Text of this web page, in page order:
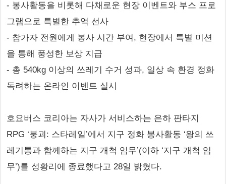
- 봉사활동을 비롯해 다채로운 현장 이벤트와 부스 프로
그램으로 특별한 추억 선사
- 참가자 전원에게 봉사 시간 부여, 현장에서 특별 미션
을 통해 풍성한 보상 지급
- 총 540kg 이상의 쓰레기 수거 성과, 일상 속 환경 정화
독려하는 온라인 이벤트 실시
호요버스 코리아는 자사가 서비스하는 은하 판타지
RPG ‘붕괴: 스타레일’에서 지구 정화 봉사활동 ‘왕의 쓰
레기통과 함께하는 지구 개척 임무’(이하 ‘지구 개척 임
무’)를 성황리에 종료했다고 28일 밝혔다.